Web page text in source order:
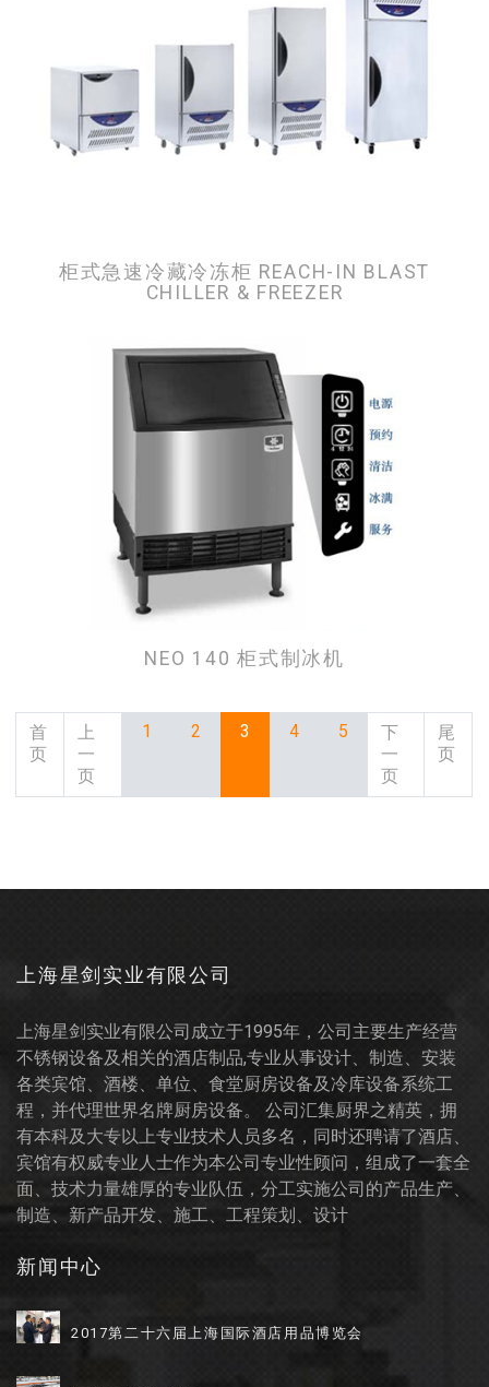
柜式急速冷藏冷冻柜 REACH-IN BLAST
CHILLER & FREEZER
NEO 140 柜式制冰机
首
页
上
一
页
1 2 3 4 5
下
一
页
尾
页
上海星剑实业有限公司
上海星剑实业有限公司成立于1995年，公司主要生产经营
不锈钢设备及相关的酒店制品,专业从事设计、制造、安装
各类宾馆、酒楼、单位、食堂厨房设备及冷库设备系统工
程，并代理世界名牌厨房设备。 公司汇集厨界之精英，拥
有本科及大专以上专业技术人员多名，同时还聘请了酒店、
宾馆有权威专业人士作为本公司专业性顾问，组成了一套全
面、技术力量雄厚的专业队伍，分工实施公司的产品生产、
制造、新产品开发、施工、工程策划、设计
新闻中心
2017第二十六届上海国际酒店用品博览会